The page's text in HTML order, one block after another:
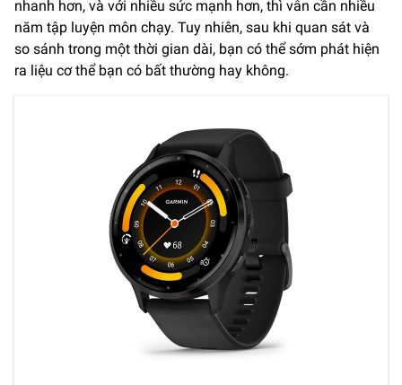
nhanh hơn, và với nhiều sức mạnh hơn, thì vẫn cần nhiều
năm tập luyện môn chạy. Tuy nhiên, sau khi quan sát và
so sánh trong một thời gian dài, bạn có thể sớm phát hiện
ra liệu cơ thể bạn có bất thường hay không.